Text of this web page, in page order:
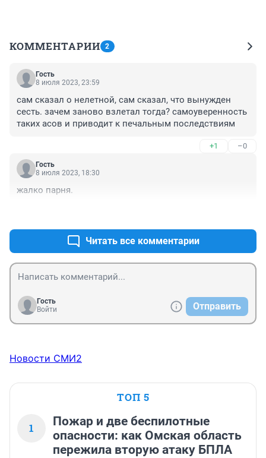
КОММЕНТАРИИ 2
Гость
8 июля 2023, 23:59
сам сказал о нелетной, сам сказал, что вынужден
сесть. зачем заново взлетал тогда? самоуверенность
таких асов и приводит к печальным последствиям
+1 –0
Гость
8 июля 2023, 18:30
жалко парня.
Читать все комментарии
Гость
Войти
Отправить
Новости СМИ2
ТОП 5
1
Пожар и две беспилотные
опасности: как Омская область
пережила вторую атаку БПЛА